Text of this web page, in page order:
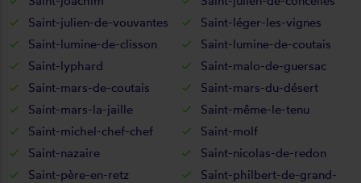
Saint-julien-de-vouvantes
Saint-léger-les-vignes
Saint-lumine-de-clisson
Saint-lumine-de-coutais
Saint-lyphard
Saint-malo-de-guersac
Saint-mars-de-coutais
Saint-mars-du-désert
Saint-mars-la-jaille
Saint-même-le-tenu
Saint-michel-chef-chef
Saint-molf
Saint-nazaire
Saint-nicolas-de-redon
Saint-père-en-retz
Saint-philbert-de-grand-